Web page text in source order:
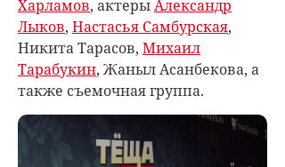
Харламов, актерыАлександр
Лыков, Настасья Самбурская,
Никита Тарасов, Михаил
Тарабукин, Жаныл Асанбекова, а
также съемочная группа.